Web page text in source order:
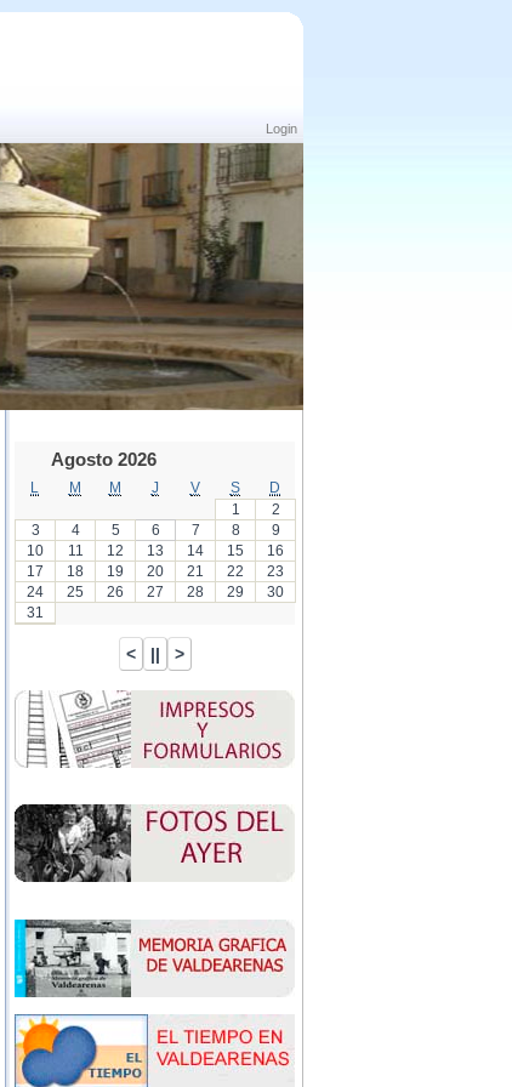
Login
Agosto 2026
M M J V S
D
1
2
3
4 5 6 7 8
9
10
11 12 13 14 15
16
17
18 19 20 21 22
23
24
25 26 27 28 29
30
31